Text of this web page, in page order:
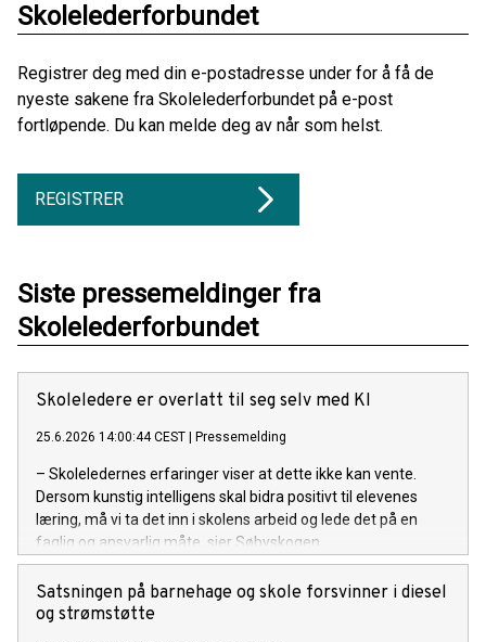
Skolelederforbundet
Registrer deg med din e-postadresse under for å få de
nyeste sakene fra Skolelederforbundet på e-post
fortløpende. Du kan melde deg av når som helst.
REGISTRER
Siste pressemeldinger fra
Skolelederforbundet
Skoleledere er overlatt til seg selv med KI
25.6.2026 14:00:44 CEST Pressemelding
– Skoleledernes erfaringer viser at dette ikke kan vente.
Dersom kunstig intelligens skal bidra positivt til elevenes
læring, må vi ta det inn i skolens arbeid og lede det på en
faglig og ansvarlig måte, sier Søbyskogen.
Satsningen på barnehage og skole forsvinner i diesel
og strømstøtte